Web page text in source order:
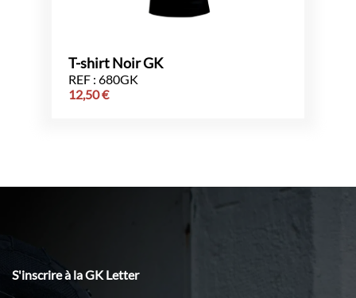
T-shirt Noir GK
REF : 680GK
12,50€
S'inscrire à la GK Letter